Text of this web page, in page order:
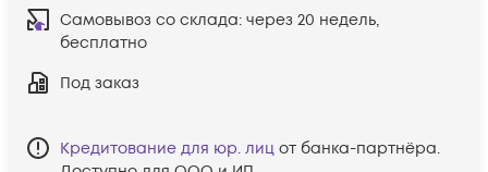
Самовывоз со склада: через 20 недель,
бесплатно
Под заказ
Кредитование для юр. лиц от банка-партнёра.